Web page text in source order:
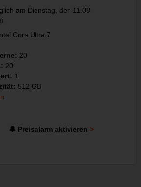
am Dienstag, den 11.08
Core Ultra 7
20
20
1
512 GB
🔔 Preisalarm aktivieren